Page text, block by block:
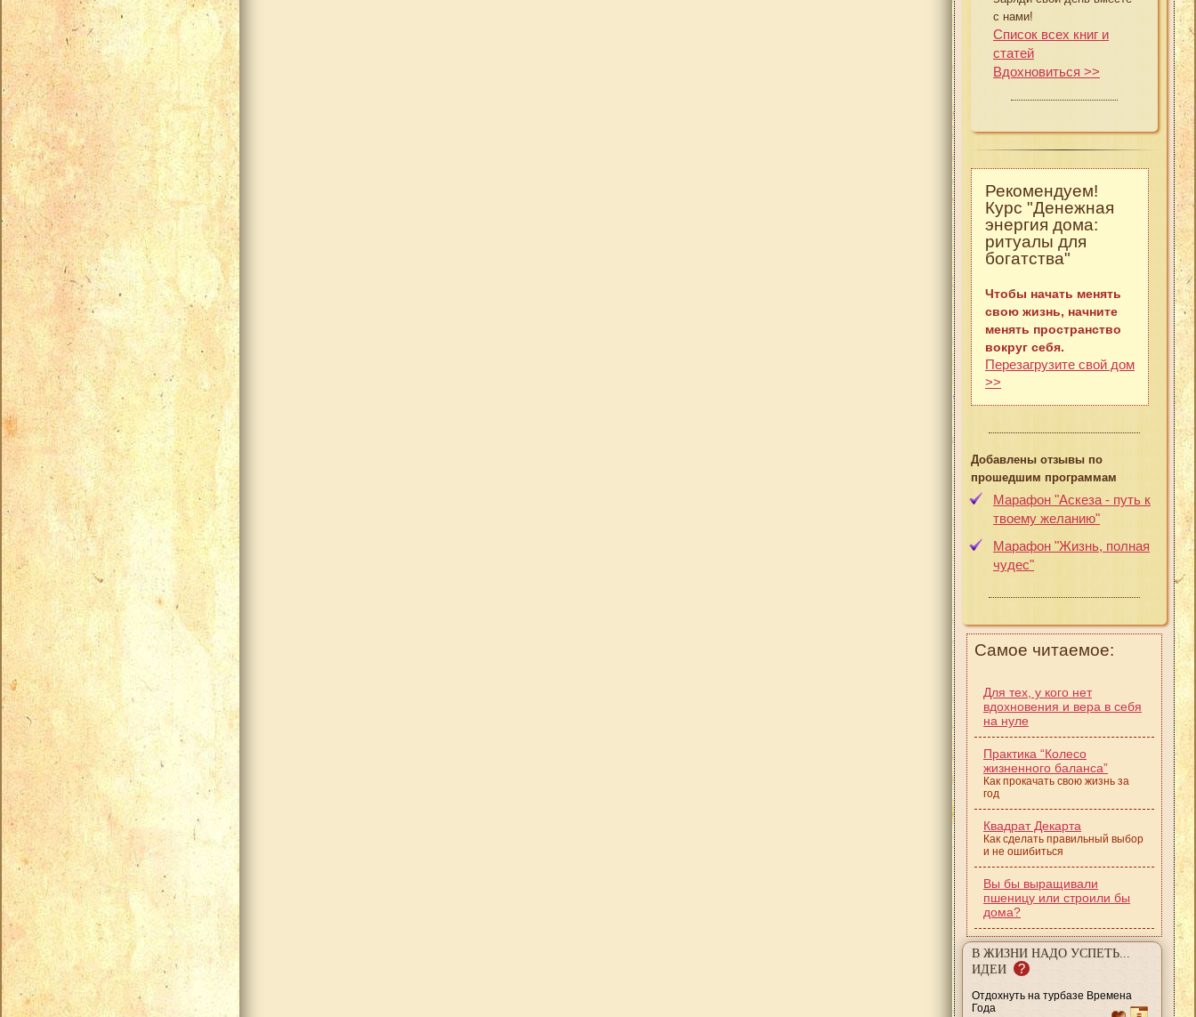
с нами!
Список всех книг и
статей
Вдохновиться >>
Рекомендуем!
Курс "Денежная
энергия дома:
ритуалы для
богатства"
Чтобы начать менять
свою жизнь, начните
менять пространство
вокруг себя.
Перезагрузите свой дом
>>
Добавлены отзывы по
прошедшим программам
Марафон "Аскеза - путь к
твоему желанию"
Марафон "Жизнь, полная
чудес"
Самое читаемое:
Для тех, у кого нет
вдохновения и вера в себя
на нуле
Практика “Колесо
жизненного баланса”
Как прокачать свою жизнь за
год
Квадрат Декарта
Как сделать правильный выбор
и не ошибиться
Вы бы выращивали
пшеницу или строили бы
дома?
В ЖИЗНИ НАДО УСПЕТЬ...
ИДЕИ
?
Отдохнуть на турбазе Времена
Года